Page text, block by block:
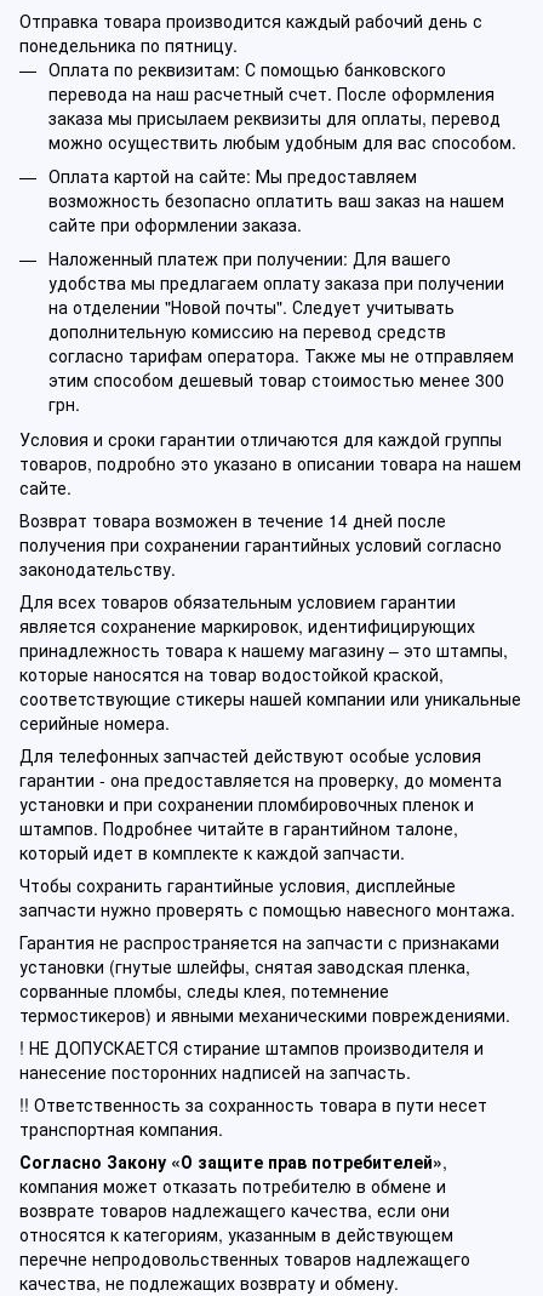
Отправка товара производится каждый рабочий день с
понедельника по пятницу.
Оплата по реквизитам: С помощью банковского
перевода на наш расчетный счет. После оформления
заказа мы присылаем реквизиты для оплаты, перевод
можно осуществить любым удобным для вас способом.
Оплата картой на сайте: Мы предоставляем
возможность безопасно оплатить ваш заказ на нашем
сайте при оформлении заказа.
Наложенный платеж при получении: Для вашего
удобства мы предлагаем оплату заказа при получении
на отделении "Новой почты". Следует учитывать
дополнительную комиссию на перевод средств
согласно тарифам оператора. Также мы не отправляем
этим способом дешевый товар стоимостью менее 300
грн.
Условия и сроки гарантии отличаются для каждой группы
товаров, подробно это указано в описании товара на нашем
сайте.
Возврат товара возможен в течение 14 дней после
получения при сохранении гарантийных условий согласно
законодательству.
Для всех товаров обязательным условием гарантии
является сохранение маркировок, идентифицирующих
принадлежность товара к нашему магазину – это штампы,
которые наносятся на товар водостойкой краской,
соответствующие стикеры нашей компании или уникальные
серийные номера.
Для телефонных запчастей действуют особые условия
гарантии - она предоставляется на проверку, до момента
установки и при сохранении пломбировочных пленок и
штампов. Подробнее читайте в гарантийном талоне,
который идет в комплекте к каждой запчасти.
Чтобы сохранить гарантийные условия, дисплейные
запчасти нужно проверять с помощью навесного монтажа.
Гарантия не распространяется на запчасти с признаками
установки (гнутые шлейфы, снятая заводская пленка,
сорванные пломбы, следы клея, потемнение
термостикеров) и явными механическими повреждениями.
! НЕ ДОПУСКАЕТСЯ стирание штампов производителя и
нанесение посторонних надписей на запчасть.
!! Ответственность за сохранность товара в пути несет
транспортная компания.
Согласно Закону «О защите прав потребителей»,
компания может отказать потребителю в обмене и
возврате товаров надлежащего качества, если они
относятся к категориям, указанным в действующем
перечне непродовольственных товаров надлежащего
качества, не подлежащих возврату и обмену.